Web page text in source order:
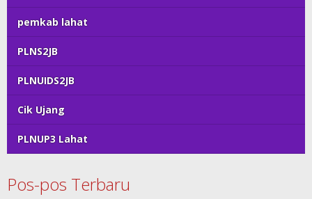
pemkab lahat
PLNS2JB
PLNUIDS2JB
Cik Ujang
PLNUP3 Lahat
Pos-pos Terbaru